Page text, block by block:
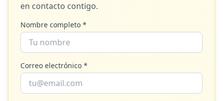
en contacto contigo.
Nombre completo *
Correo electrónico *